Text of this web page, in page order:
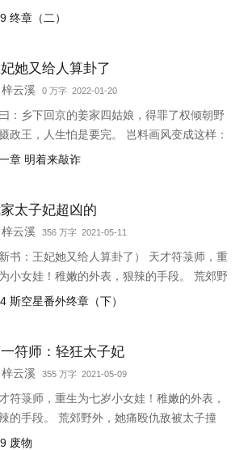
凌的小可怜。结果，文斗武斗阖府上下竟无
案、幽冥马车案数桩奇案，一时声名大噪。
金银牙咬碎能摸骨断案又如何还不是一个浑
腐臭没人爱的小仵作呕岂料嫡千金生辰那日，
似的礼品堆满屋。众人皆惊，原来嫡千金是
终章（二）
她又给人算卦了
梓云溪 0 万字 2022-01-20
：乡下回京的姜家四姑娘，得罪了权倾朝野
政王，人生怕是要完。 岂料画风变成这样：
：“王爷，我给你算了一卦。你今天辰时前出
……这不一锅盖么？属下觉得您似乎又被坑
本王翩然风采岂是一锅盖可压？让你们看
，何谓头顶锅盖风轻云淡。 二曰：四姑娘大字
一个，半点文墨皆无，写的文章怕是狗屁不
章 明着来敲诈
太子妃超凶的
梓云溪 356 万字 2021-05-11
新书：王妃她又给人算卦了） 天才符箓师，重
小女娃！稚嫩的外表，狠辣的手段。 荒郊野
她痛殴仇敌被太子撞见，她表情漠然，太子
常么？谁让狗皇帝招惹我妻？定的好！再给
盆冰水降降火！” “太子殿下这回真哒不好
太子妃大大甩了三张爆火符，把郑贵妃娘娘
带屋炸上天了！” 某太子狂笑：“做的好！不
斯空星番外终章（下）
符师：轻狂太子妃
梓云溪 355 万字 2021-05-09
符箓师，重生为七岁小女娃！稚嫩的外表，
的手段。 荒郊野外，她痛殴仇敌被太子撞
她表情漠然，太子却一见倾心！ “太子殿下不
废物